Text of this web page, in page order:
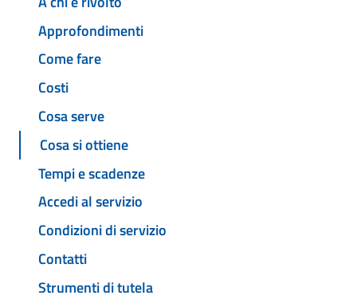
Approfondimenti
Come fare
Costi
Cosa serve
Cosa si ottiene
Tempi e scadenze
Accedi al servizio
Condizioni di servizio
Contatti
Strumenti di tutela